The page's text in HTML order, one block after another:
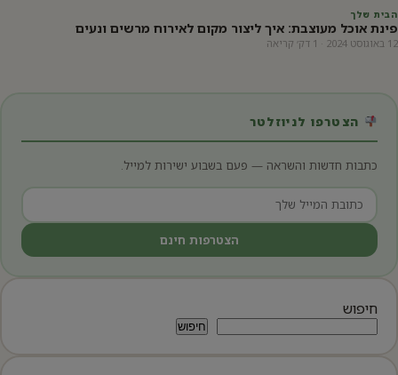
הבית שלך
פינת אוכל מעוצבת: איך ליצור מקום לאירוח מרשים ונעים
12 באוגוסט 2024 · 1 דק׳ קריאה
הצטרפו לניוזלטר
כתבות חדשות והשראה — פעם בשבוע ישירות למייל.
הצטרפות חינם
חיפוש
חיפוש